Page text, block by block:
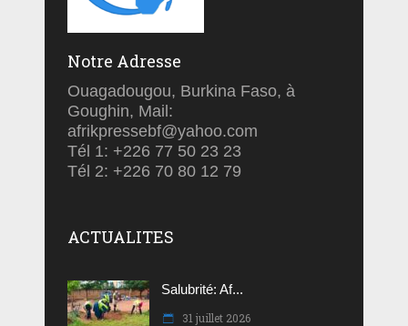
Notre Adresse
Ouagadougou, Burkina Faso, à
Goughin, Mail:
afrikpressebf@yahoo.com
Tél 1: +226 77 50 23 23
Tél 2: +226 70 80 12 79
ACTUALITES
Salubrité: Af...
31 juillet 2026